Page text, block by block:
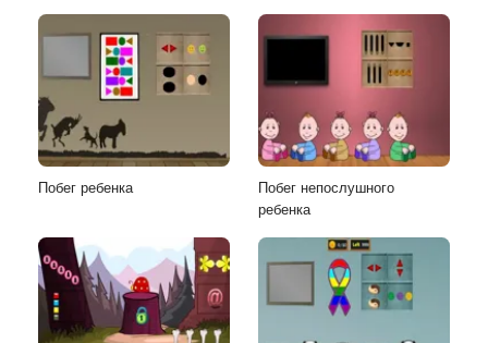
Побег ребенка
Побег непослушного
ребенка